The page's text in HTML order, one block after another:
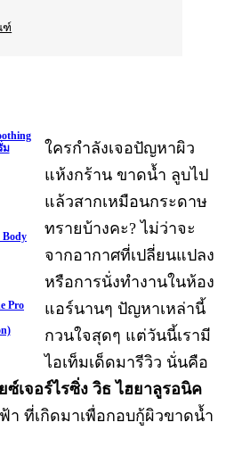
ฑ์
ม
Body
Pro
ใครกำลังเจอปัญหาผิว
แห้งกร้าน ขาดน้ำ ลูบไป
แล้วสากเหมือนกระดาษ
ทรายบ้างคะ? ไม่ว่าจะ
จากอากาศที่เปลี่ยนแปลง
หรือการนั่งทำงานในห้อง
แอร์นานๆ ปัญหาเหล่านี้
กวนใจสุดๆ แต่วันนี้เรามี
ไอเท็มเด็ดมารีวิว นั่นคือ
เจอร์ไรซิ่ง วิธ ไฮยาลูรอนิค
า ที่เกิดมาเพื่อกอบกู้ผิวขาดน้ำ